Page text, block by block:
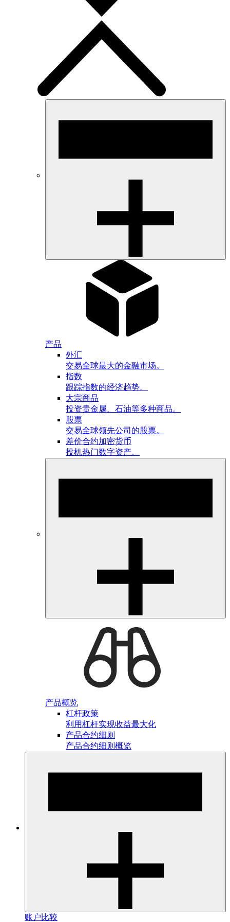
产品
外汇
交易全球最大的金融市场。
指数
跟踪指数的经济趋势。
大宗商品
投资贵金属、石油等多种商品。
股票
交易全球领先公司的股票。
差价合约加密货币
投机热门数字资产。
产品概览
杠杆政策
利用杠杆实现收益最大化
产品合约细则
产品合约细则概览
账户比较